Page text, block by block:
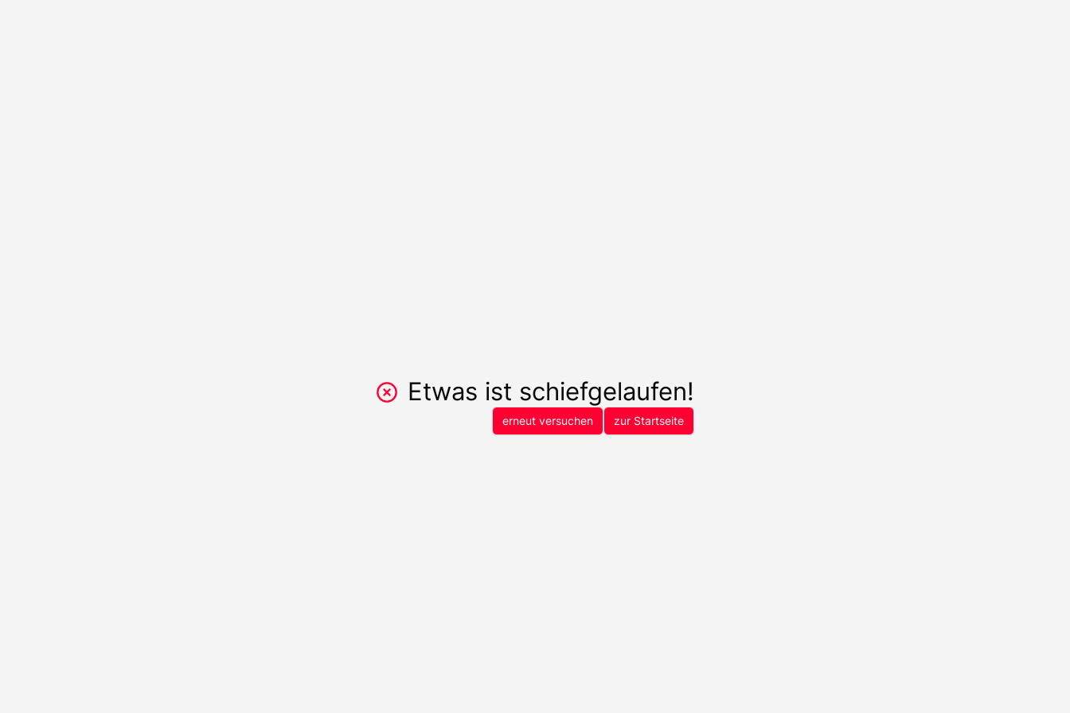
Etwas ist schiefgelaufen!
erneut versuchen zur Startseite